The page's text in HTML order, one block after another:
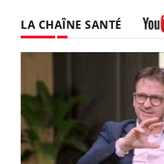
LA CHAÎNE SANTÉ